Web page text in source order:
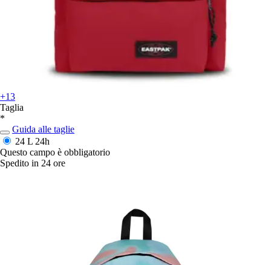
+13
Taglia
*
Guida alle taglie
24 L 24h
Questo campo è obbligatorio
Spedito in 24 ore